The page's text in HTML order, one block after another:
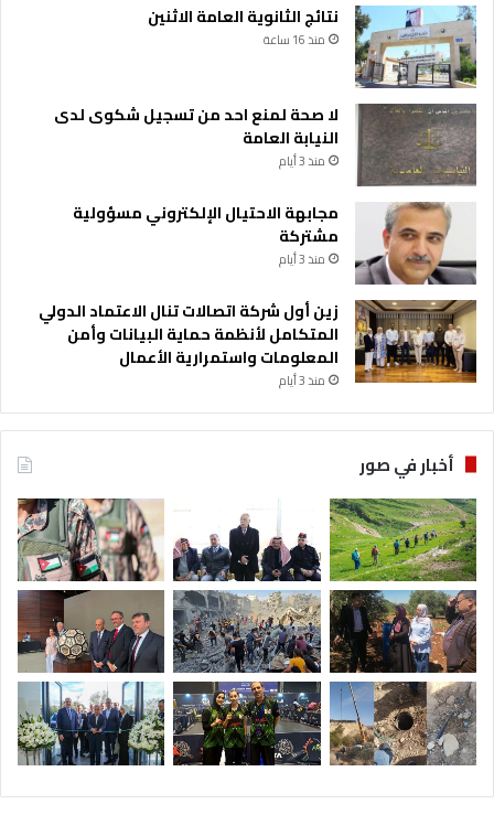
نتائج الثانوية العامة الاثنين
منذ 16 ساعة
لا صحة لمنع احد من تسجيل شكوى لدى
النيابة العامة
منذ 3 أيام
مجابهة الاحتيال الإلكتروني مسؤولية
مشتركة
منذ 3 أيام
زين أول شركة اتصالات تنال الاعتماد الدولي
المتكامل لأنظمة حماية البيانات وأمن
المعلومات واستمرارية الأعمال
منذ 3 أيام
أخبار في صور